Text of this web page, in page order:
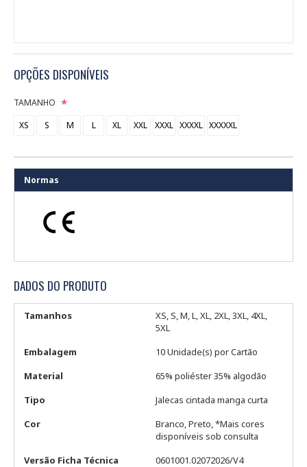
OPÇÕES DISPONÍVEIS
TAMANHO
XS
S M L XL XXL XXXL XXXXL XXXXXL
Normas
DADOS DO PRODUTO
Tamanhos
XS, S, M, L, XL, 2XL, 3XL, 4XL,
5XL
Embalagem
10 Unidade(s) por Cartão
Material
65% poliéster 35% algodão
Tipo
Jalecas cintada manga curta
Cor
Branco, Preto, *Mais cores
disponíveis sob consulta
Versão Ficha Técnica
0601001.02072026/V4